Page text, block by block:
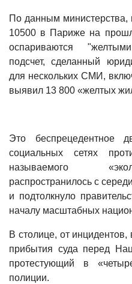
По данным
10500 в Париже на
оспариваются
подсчет, сделанный
для нескольких СМИ,
выявил 13 800 «желтых
Это беспрецедентное
социальных сетях
называемого
распространилось с
и подтолкнуло
началу масштабных
В столице, от
прибытия суда перед
протестующий в
полиции.